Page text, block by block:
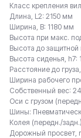
Класс крепления
Длина, L2: 2150 мм
Ширина, B: 1180 мм
Высота при макс.
Высота до
Высота сиденья, h7:
Расстояние до
Ширина рабочего
Собственный вес:
Оси с грузом
Шины:
Колея (передн./
Дорожный просвет,